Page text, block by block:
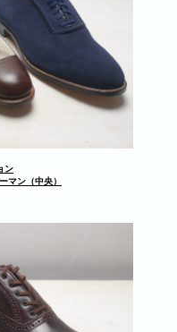
ン
マン（中央）